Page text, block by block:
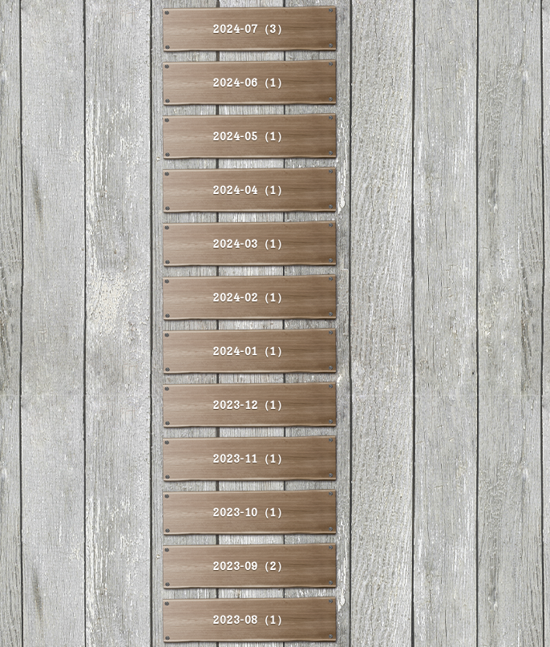
2024-07（3）
2024-06（1）
2024-05（1）
2024-04（1）
2024-03（1）
2024-02（1）
2024-01（1）
2023-12（1）
2023-11（1）
2023-10（1）
2023-09（2）
2023-08（1）